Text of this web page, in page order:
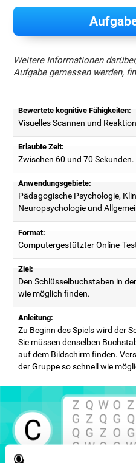
Weitere Informationen
Aufgabe gemessen werden,
Bewertete kognitive Fähigkeiten:
Visuelles Scannen und
Erlaubte Zeit:
Zwischen 60 und 70 Sekunden.
Anwendungsgebiete:
Pädagogische Psychologie,
Neuropsychologie und
Format:
Computergestützter Online-
Ziel:
Den Schlüsselbuchstaben in
wie möglich finden.
Anleitung:
Zu Beginn des Spiels wird der
Sie müssen denselben
auf dem Bildschirm finden.
der Gruppe so schnell wie